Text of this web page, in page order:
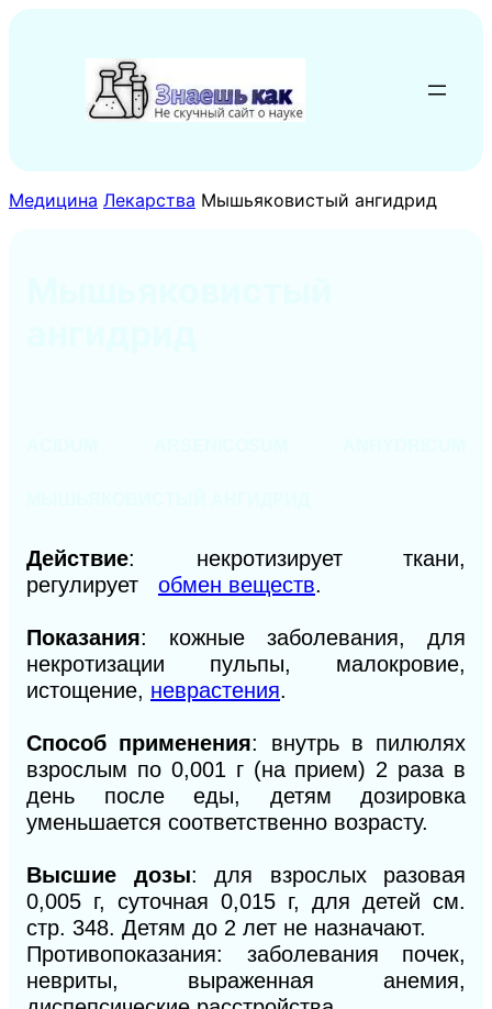
содержимому
Медицина Лекарства Мышьяковистый ангидрид
Действие: некротизирует ткани,
регулирует обмен веществ.
Показания: кожные заболевания, для
некротизации пульпы, малокровие,
истощение, неврастения.
Способ применения: внутрь в пилюлях
взрослым по 0,001 г (на прием) 2 раза в
день после еды, детям дозировка
уменьшается соответственно возрасту.
Высшие дозы: для взрослых разовая
0,005 г, суточная 0,015 г, для детей см.
стр. 348. Детям до 2 лет не назначают.
Противопоказания: заболевания почек,
невриты, выраженная анемия,